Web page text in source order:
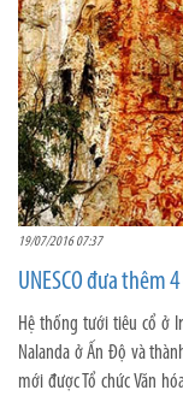
19/07/2016 07:37
UNESCO đưa thêm
Hệ thống tưới tiêu cổ ở
Nalanda ở Ấn Độ và
mới được Tổ chức Văn